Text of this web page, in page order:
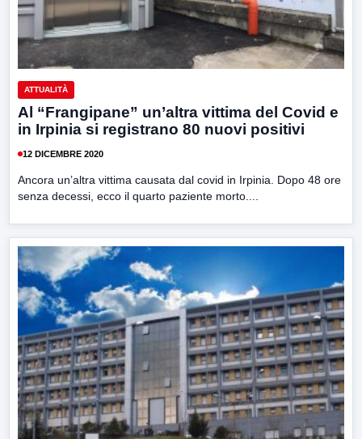
ATTUALITÀ
Al “Frangipane” un’altra vittima del Covid e
in Irpinia si registrano 80 nuovi positivi
12 DICEMBRE 2020
Ancora un’altra vittima causata dal covid in Irpinia. Dopo 48 ore
senza decessi, ecco il quarto paziente morto....